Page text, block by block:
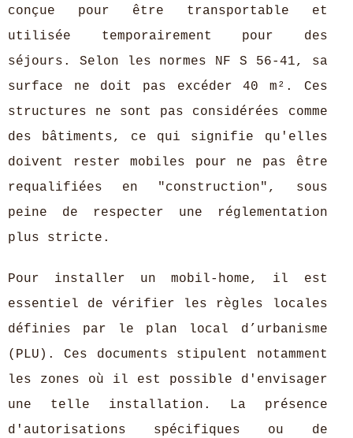
conçue pour être transportable et
utilisée temporairement pour des
séjours. Selon les normes NF S 56-41, sa
surface ne doit pas excéder 40 m². Ces
structures ne sont pas considérées comme
des bâtiments, ce qui signifie qu'elles
doivent rester mobiles pour ne pas être
requalifiées en "construction", sous
peine de respecter une réglementation
plus stricte.
Pour installer un mobil-home, il est
essentiel de vérifier les règles locales
définies par le plan local d’urbanisme
(PLU). Ces documents stipulent notamment
les zones où il est possible d'envisager
une telle installation. La présence
d'autorisations spécifiques ou de